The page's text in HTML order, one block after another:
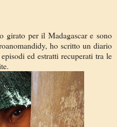
girato per il Madagascar e sono
ho scritto un diario
ed estratti recuperati tra le